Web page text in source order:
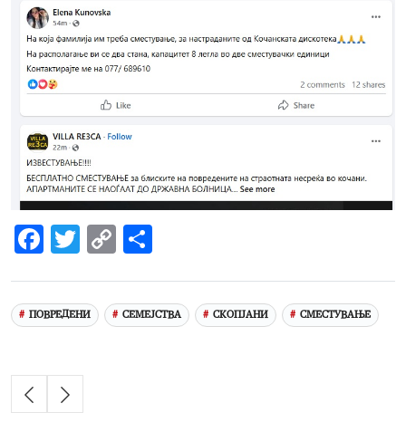
Facebook
Twitter
Copy
ПОВРЕДЕНИ СЕМЕЈСТВА СКОПЈАНИ СМЕСТУВАЊЕ